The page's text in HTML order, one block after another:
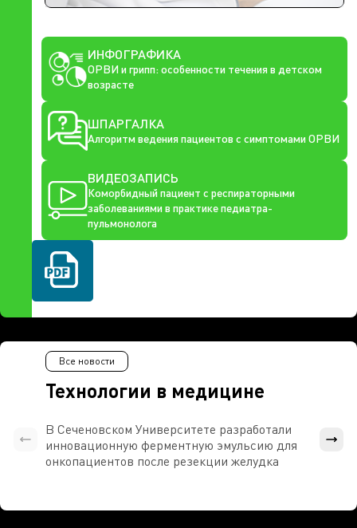
ИНФОГРАФИКА
ОРВИ и грипп: особенности течения в детском
возрасте
ШПАРГАЛКА
Алгоритм ведения пациентов с симптомами ОРВИ
ВИДЕОЗАПИСЬ
Коморбидный пациент с респираторными
заболеваниями в практике педиатра-
пульмонолога
Технологии в медицине
Все новости
В Сеченовском Университете разработали
инновационную ферментную эмульсию для
онкопациентов после резекции желудка